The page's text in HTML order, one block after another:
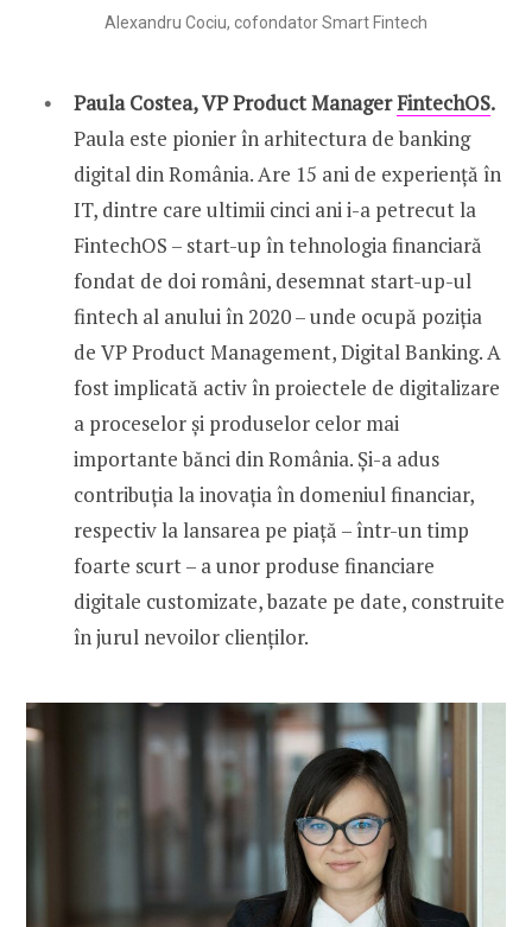
Alexandru Cociu, cofondator Smart Fintech
Paula Costea, VP Product ManagerFintechOS.
Paula este pionier în arhitectura de banking
digital din România. Are 15 ani de experiență în
IT, dintre care ultimii cinci ani i-a petrecut la
FintechOS – start-up în tehnologia financiară
fondat de doi români, desemnat start-up-ul
fintech al anului în 2020 – unde ocupă poziția
de VP Product Management, Digital Banking. A
fost implicată activ în proiectele de digitalizare
a proceselor și produselor celor mai
importante bănci din România. Și-a adus
contribuția la inovația în domeniul financiar,
respectiv la lansarea pe piață – într-un timp
foarte scurt – a unor produse financiare
digitale customizate, bazate pe date, construite
în jurul nevoilor clienților.